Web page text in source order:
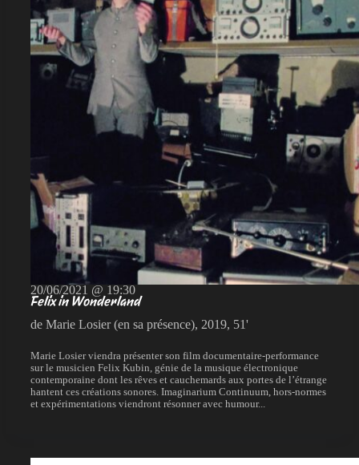
20/06/2021 @ 19:30
Felix in Wonderland
de Marie Losier (en sa présence), 2019, 51'
Marie Losier viendra présenter son film documentaire-performance
sur le musicien Felix Kubin, génie de la musique électronique
contemporaine dont les rêves et cauchemards aux portes de l’étrange
hantent ces créations sonores. Imaginarium Continuum, hors-normes
et expérimentations viendront résonner avec humour...